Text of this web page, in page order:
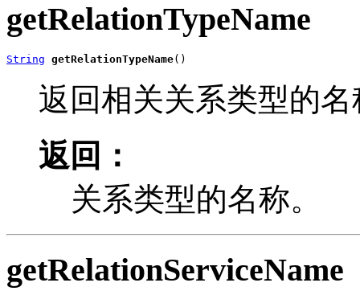
getRelationTypeName
String getRelationTypeName()
返回相关关系类型的名
返回：
关系类型的名称。
getRelationServiceName